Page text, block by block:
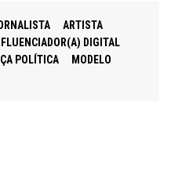
ARTISTA
DIGITAL
POLÍTICA
MODELO